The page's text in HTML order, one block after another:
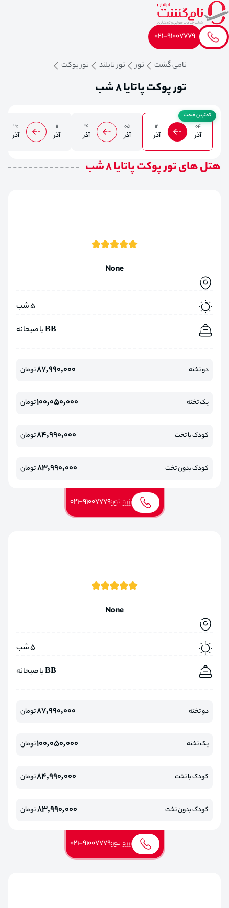
021-91007779
نامی گشت تور تور تایلند تور پوکت
تور پوکت پاتایا 8 شب
کمترین قیمت
04
آذر
13
آذر
05
آذر
14
آذر
11
آذر
20
آذر
هتل های تور پوکت پاتایا 8 شب
None
5 شب
BB با صبحانه
دو تخته 87,990,000تومان
یک تخته 100,050,000تومان
کودک با تخت 84,990,000تومان
کودک بدون تخت 83,990,000تومان
رزرو تور:021-91007779
None
5 شب
BB با صبحانه
دو تخته 87,990,000تومان
یک تخته 100,050,000تومان
کودک با تخت 84,990,000تومان
کودک بدون تخت 83,990,000تومان
رزرو تور:021-91007779